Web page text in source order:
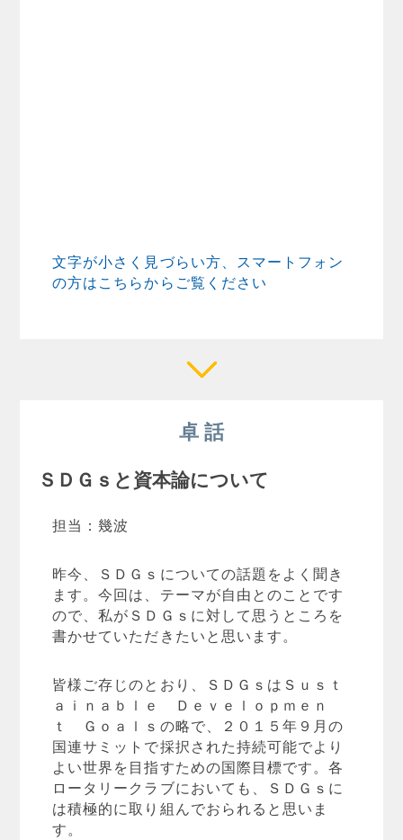
文字が小さく見づらい方、スマートフォン
の方はこちらからご覧ください
卓 話
ＳＤＧｓと資本論について
担当：幾波
昨今、ＳＤＧｓについての話題をよく聞き
ます。今回は、テーマが自由とのことです
ので、私がＳＤＧｓに対して思うところを
書かせていただきたいと思います。
皆様ご存じのとおり、ＳＤＧｓはＳｕｓｔ
ａｉｎａｂｌｅ Ｄｅｖｅｌｏｐｍｅｎ
ｔ Ｇｏａｌｓの略で、２０１５年９月の
国連サミットで採択された持続可能でより
よい世界を目指すための国際目標です。各
ロータリークラブにおいても、ＳＤＧｓに
は積極的に取り組んでおられると思いま
す。